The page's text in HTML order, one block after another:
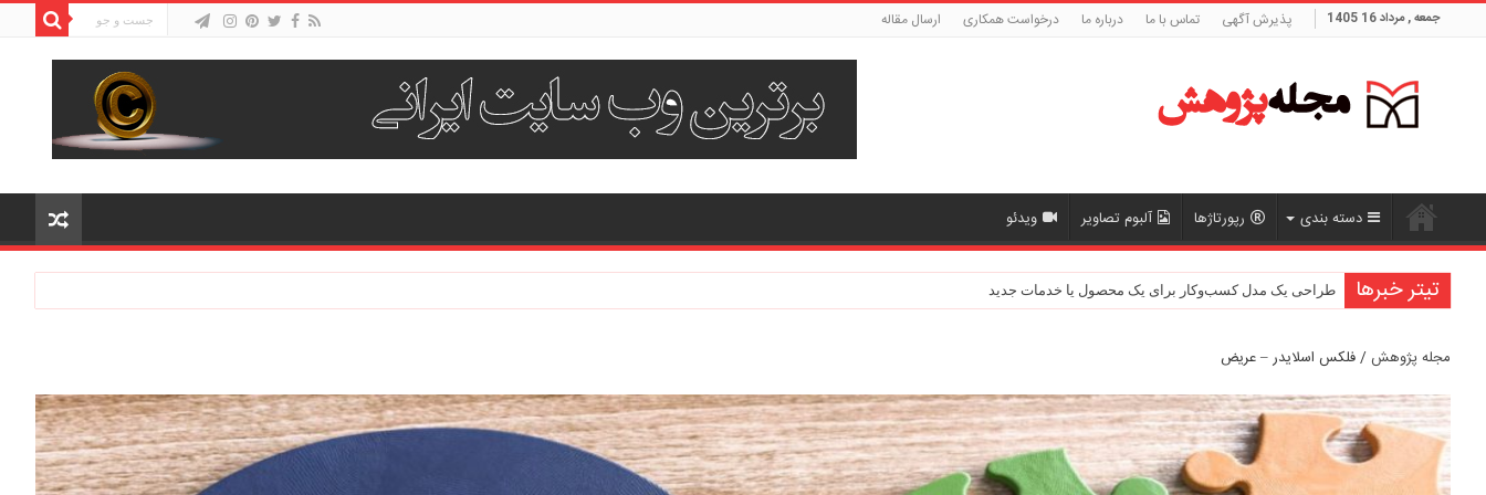
جمعه , مرداد 16 1405 پذیرش آگهی تماس با ما درباره ما درخواست همکاری ارسال مقاله
دسته بندی رپورتاژها آلبوم تصاویر ویدئو
تیتر خبرها طراحی یک مدل کسب‌وکار برای یک محصول یا خدمات جدید
بررسی رابطه بین رضایت شغلی و عملکرد سازمانی
مجله پژوهش/فلکس اسلایدر – عریض